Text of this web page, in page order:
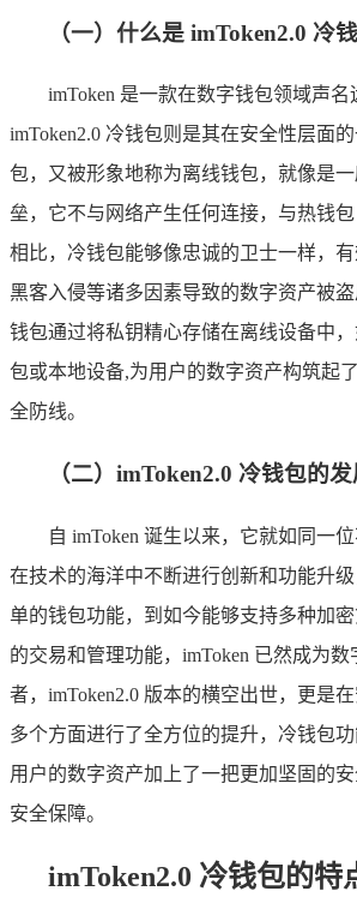
（一）什么是 imToken2.0 冷
imToken 是一款在数字钱包领域声
imToken2.0 冷钱包则是其在安全性层面
包，又被形象地称为离线钱包，就像是
垒，它不与网络产生任何连接，与热钱包
相比，冷钱包能够像忠诚的卫士一样，有
黑客入侵等诸多因素导致的数字资产被盗
钱包通过将私钥精心存储在离线设备中
包或本地设备,为用户的数字资产构筑起
全防线。
（二）imToken2.0 冷钱包的
自 imToken 诞生以来，它就如同一
在技术的海洋中不断进行创新和功能升
单的钱包功能，到如今能够支持多种加
的交易和管理功能，imToken 已然成为
者，imToken2.0 版本的横空出世，更是
多个方面进行了全方位的提升，冷钱包
用户的数字资产加上了一把更加坚固的
安全保障。
imToken2.0 冷钱包的特